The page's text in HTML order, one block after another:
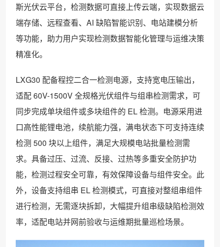
斯光伏云平台，检测数据可直接上传云端，实现数据云
端存储、远程查看、AI 缺陷智能识别、电站建模分析
等功能，助力用户实现检测数据智能化管理与运维决策
精准化。
LXG30 配备程控二合一检测电源，支持宽电压输出，
适配 60V-1500V 全规格光伏组件与组串检测需求，可
同步完成单块组件或多块组件的 EL 检测。电源采用进
口高性能锂电池，续航能力强，满电状态下可支持连续
检测 500 块以上组件，满足大规模电站批量检测需
求。具备过压、过流、反接、过热等多重安全防护功
能，检测过程安全可靠，有效保障设备与组件安全。此
外，设备支持组串 EL 检测模式，可直接对整组串组件
进行检测，无需逐块拆卸，大幅提升组串级缺陷检测效
率，适配电站并网前验收与运维期批量巡检场景。